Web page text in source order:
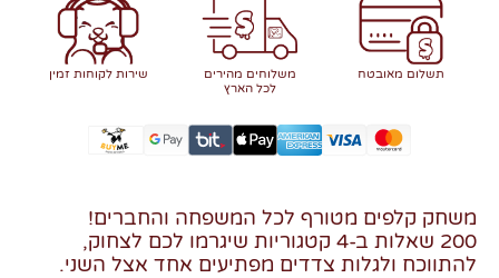
תשלום מאובטח
משלוחים מהירים
לכל הארץ
שירות לקוחות זמין
משחק קלפים מטורף לכל המשפחה והחברים!
200 שאלות ב-4 קטגוריות שיגרמו לכם לצחוק,
להתווכח ולגלות צדדים מפתיעים אחד אצל השני.